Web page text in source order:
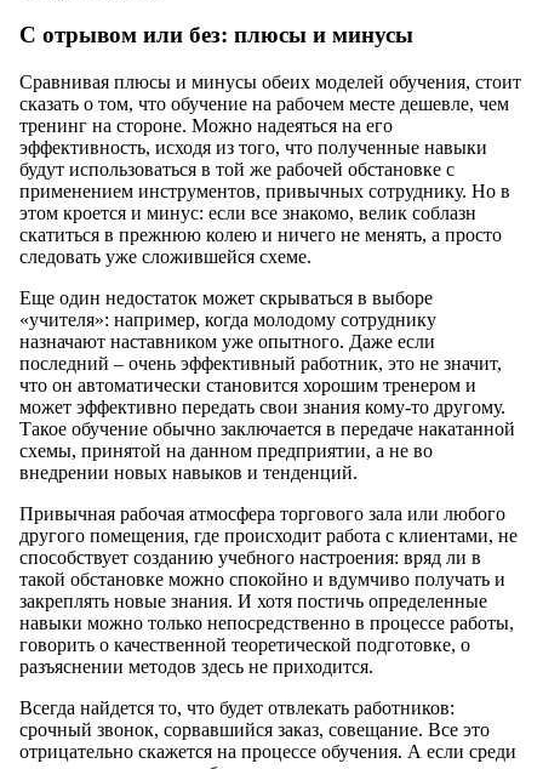
С отрывом или без: плюсы и минусы
Сравнивая плюсы и минусы обеих моделей обучения, стоит
сказать о том, что обучение на рабочем месте дешевле, чем
тренинг на стороне. Можно надеяться на его
эффективность, исходя из того, что полученные навыки
будут использоваться в той же рабочей обстановке с
применением инструментов, привычных сотруднику. Но в
этом кроется и минус: если все знакомо, велик соблазн
скатиться в прежнюю колею и ничего не менять, а просто
следовать уже сложившейся схеме.
Еще один недостаток может скрываться в выборе
«учителя»: например, когда молодому сотруднику
назначают наставником уже опытного. Даже если
последний – очень эффективный работник, это не значит,
что он автоматически становится хорошим тренером и
может эффективно передать свои знания кому-то другому.
Такое обучение обычно заключается в передаче накатанной
схемы, принятой на данном предприятии, а не во
внедрении новых навыков и тенденций.
Привычная рабочая атмосфера торгового зала или любого
другого помещения, где происходит работа с клиентами, не
способствует созданию учебного настроения: вряд ли в
такой обстановке можно спокойно и вдумчиво получать и
закреплять новые знания. И хотя постичь определенные
навыки можно только непосредственно в процессе работы,
говорить о качественной теоретической подготовке, о
разъяснении методов здесь не приходится.
Всегда найдется то, что будет отвлекать работников:
срочный звонок, сорвавшийся заказ, совещание. Все это
отрицательно скажется на процессе обучения. А если среди